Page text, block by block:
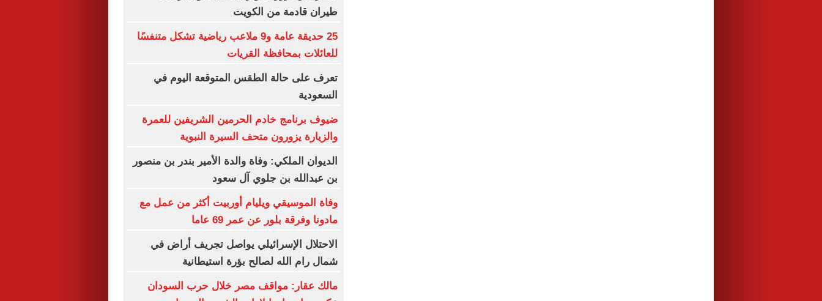
طيران قادمة من الكويت
25 حديقة عامة و9 ملاعب رياضية تشكل متنفسًا
للعائلات بمحافظة القريات
تعرف على حالة الطقس المتوقعة اليوم في
السعودية
ضيوف برنامج خادم الحرمين الشريفين للعمرة
والزيارة يزورون متحف السيرة النبوية
الديوان الملكي: وفاة والدة الأمير بندر بن منصور
بن عبدالله بن جلوي آل سعود
وفاة الموسيقي ويليام أوربيت أكثر من عمل مع
مادونا وفرقة بلور عن عمر 69 عاما
الاحتلال الإسرائيلي يواصل تجريف أراض في
شمال رام الله لصالح بؤرة استيطانية
مالك عقار: مواقف مصر خلال حرب السودان